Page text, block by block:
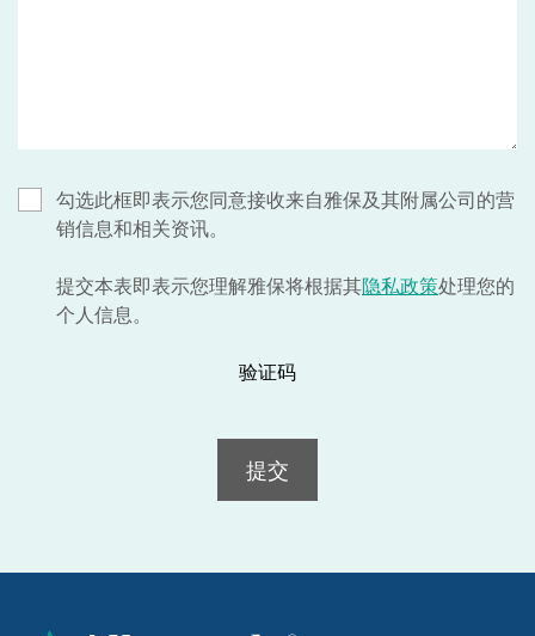
勾选此框即表示您同意接收来自雅保及其附属公司的营
销信息和相关资讯。
提交本表即表示您理解雅保将根据其隐私政策处理您的
个人信息。
验证码
提交